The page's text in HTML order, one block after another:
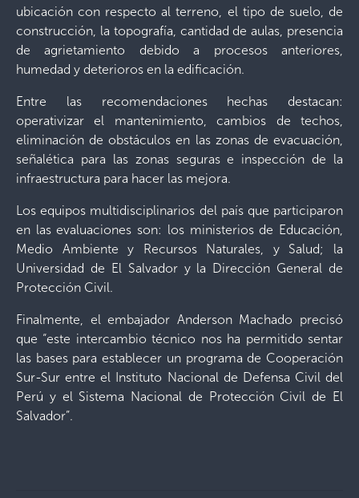
ubicación con respecto al terreno, el tipo de suelo, de
construcción, la topografía, cantidad de aulas, presencia
de agrietamiento debido a procesos anteriores,
humedad y deterioros en la edificación.
Entre las recomendaciones hechas destacan:
operativizar el mantenimiento, cambios de techos,
eliminación de obstáculos en las zonas de evacuación,
señalética para las zonas seguras e inspección de la
infraestructura para hacer las mejora.
Los equipos multidisciplinarios del país que participaron
en las evaluaciones son: los ministerios de Educación,
Medio Ambiente y Recursos Naturales, y Salud; la
Universidad de El Salvador y la Dirección General de
Protección Civil.
Finalmente, el embajador Anderson Machado precisó
que “este intercambio técnico nos ha permitido sentar
las bases para establecer un programa de Cooperación
Sur-Sur entre el Instituto Nacional de Defensa Civil del
Perú y el Sistema Nacional de Protección Civil de El
Salvador”.